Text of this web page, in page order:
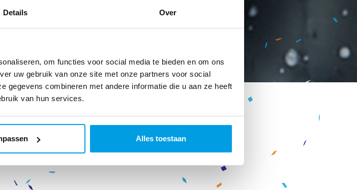
Details Over
om functies voor social media te bieden en om ons
uw gebruik van onze site met onze partners voor social
gegevens combineren met andere informatie die u aan ze heeft
van hun services.
Alles toestaan